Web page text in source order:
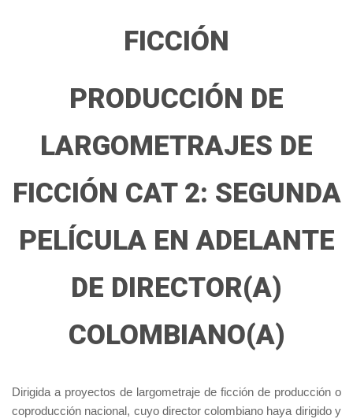
FICCIÓN
PRODUCCIÓN DE
LARGOMETRAJES DE
FICCIÓN CAT 2: SEGUNDA
PELÍCULA EN ADELANTE
DE DIRECTOR(A)
COLOMBIANO(A)
Dirigida a proyectos de largometraje de ficción de producción o
coproducción nacional, cuyo director colombiano haya dirigido y